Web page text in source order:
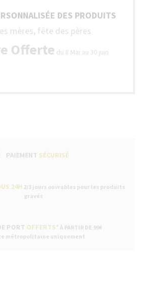
DES PRODUITS
mères, fête des pères
Offerte du 8 Mai au 30 juin
PAIEMENT SÉCURISÉ
24H 2/3 jours ouvrables pour les produits
gravés
PORT OFFERTS* À PARTIR DE 99€
métropolitaine uniquement